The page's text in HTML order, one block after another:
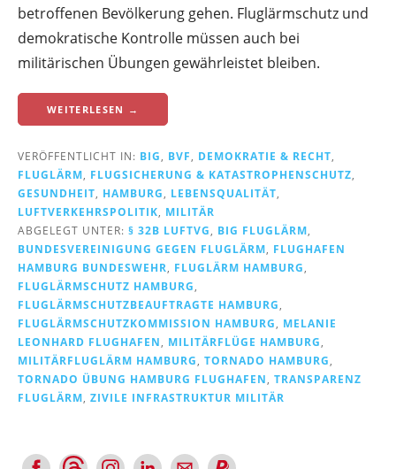
betroffenen Bevölkerung gehen. Fluglärmschutz und
demokratische Kontrolle müssen auch bei
militärischen Übungen gewährleistet bleiben.
WEITERLESEN →
VERÖFFENTLICHT IN: BIG BVF DEMOKRATIE & RECHT
FLUGLÄRM
FLUGSICHERUNG & KATASTROPHENSCHUTZ
GESUNDHEIT
HAMBURG LEBENSQUALITÄT
LUFTVERKEHRSPOLITIK
MILITÄR
ABGELEGT UNTER: § 32B LUFTVG BIG FLUGLÄRM
BUNDESVEREINIGUNG GEGEN FLUGLÄRM
FLUGHAFEN
HAMBURG BUNDESWEHR
FLUGLÄRM HAMBURG
FLUGLÄRMSCHUTZ HAMBURG
FLUGLÄRMSCHUTZBEAUFTRAGTE HAMBURG
FLUGLÄRMSCHUTZKOMMISSION HAMBURG
MELANIE
LEONHARD FLUGHAFEN
MILITÄRFLÜGE HAMBURG
MILITÄRFLUGLÄRM HAMBURG
TORNADO HAMBURG
TORNADO ÜBUNG HAMBURG FLUGHAFEN
TRANSPARENZ
FLUGLÄRM ZIVILE INFRASTRUKTUR MILITÄR